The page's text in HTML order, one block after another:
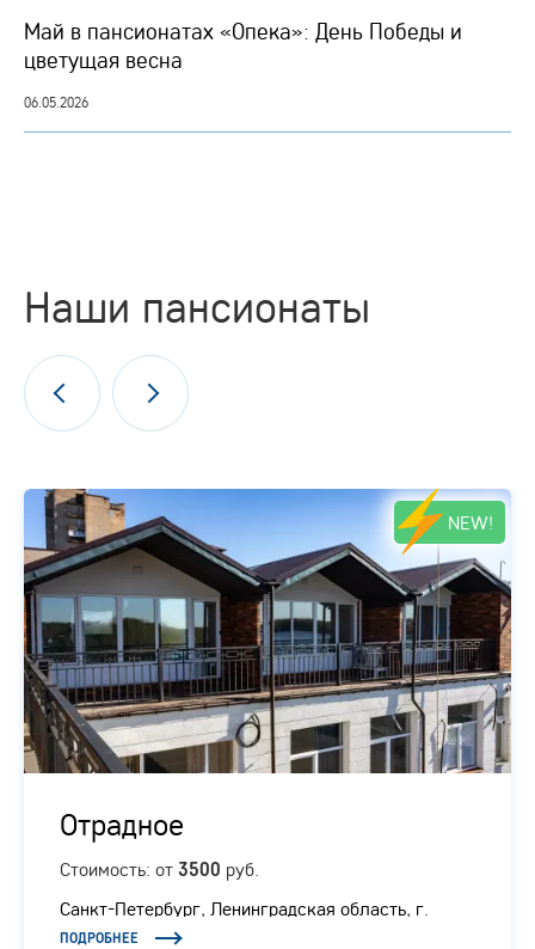
Май в пансионатах «Опека»: День Победы и
цветущая весна
06.05.2026
Наши пансионаты
NEW!
Отрадное
Стоимость: от 3500 руб.
Санкт-Петербург, Ленинградская область, г.
Отрадное, Ленинградское шоссе, 1/1
ПОДРОБНЕЕ